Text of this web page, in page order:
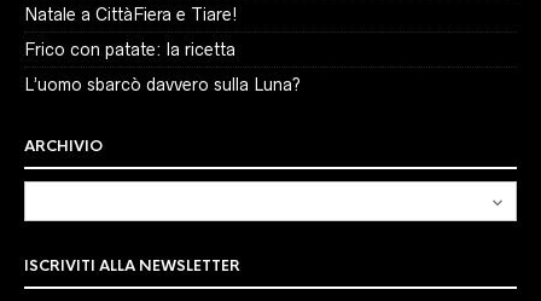
Natale a CittàFiera e Tiare!
Frico con patate: la ricetta
L’uomo sbarcò davvero sulla Luna?
ARCHIVIO
ISCRIVITI ALLA NEWSLETTER